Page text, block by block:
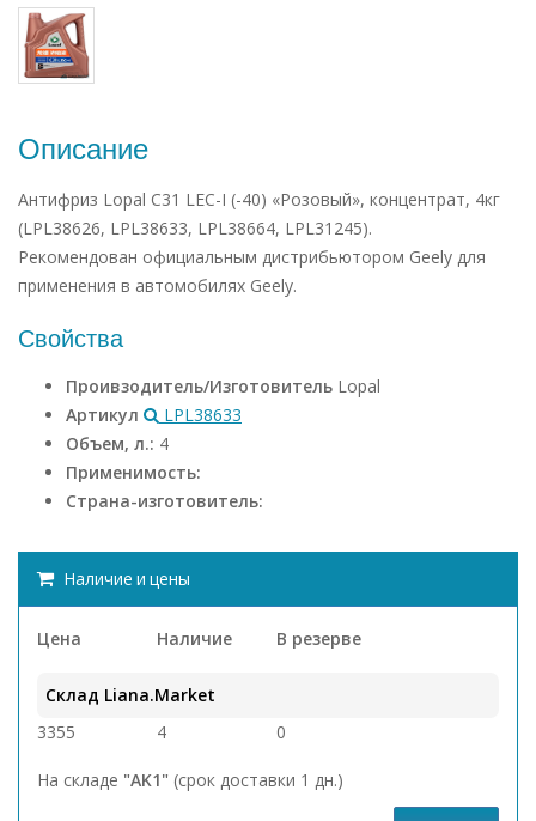
Описание
Антифриз Lopal C31 LEC-I (-40) «Розовый», концентрат, 4кг
(LPL38626, LPL38633, LPL38664, LPL31245).
Рекомендован официальным дистрибьютором Geely для
применения в автомобилях Geely.
Свойства
Проивзодитель/Изготовитель Lopal
Артикул
LPL38633
Объем, л.: 4
Применимость:
Страна-изготовитель:
Наличие и цены
Цена Наличие В резерве
Склад Liana.Market
3355
4 0
На складе "AK1" (срок доставки 1 дн.)